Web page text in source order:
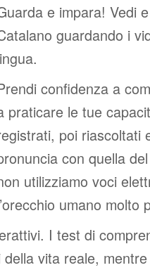
e impara! Vedi
guardando i
confidenza a
praticare le tue
poi riascoltati
con quella
utilizziamo voci
umano molto
I test di
vita reale,